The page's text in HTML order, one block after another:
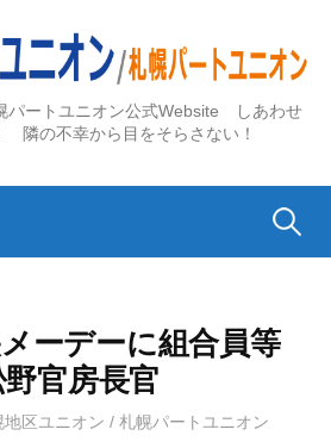
パートユニオン公式Website しあわせ
隣の不幸から目をそらさない！
検
ーデーに組合員等
官房長官
地区ユニオン / 札幌パートユニオン